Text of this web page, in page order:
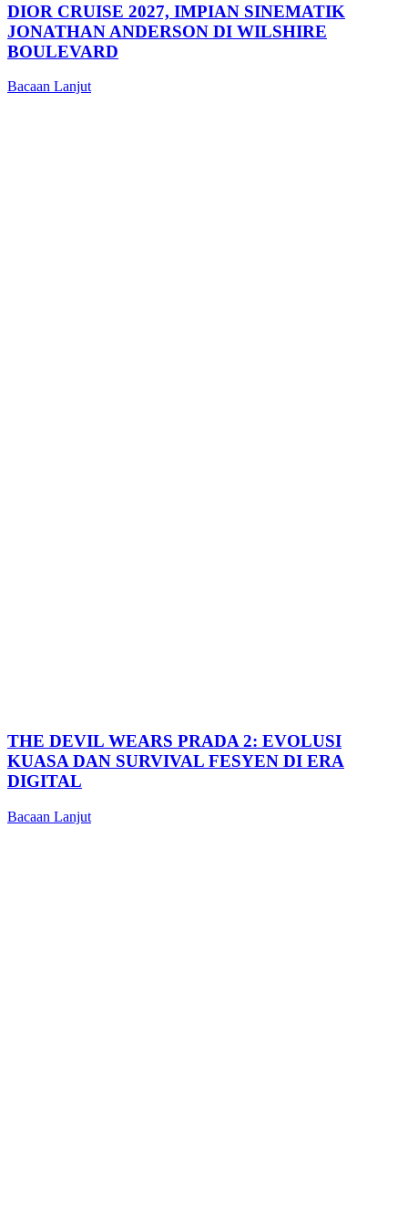
DIOR CRUISE 2027, IMPIAN SINEMATIK
JONATHAN ANDERSON DI WILSHIRE
BOULEVARD
Bacaan Lanjut
THE DEVIL WEARS PRADA 2: EVOLUSI
KUASA DAN SURVIVAL FESYEN DI ERA
DIGITAL
Bacaan Lanjut